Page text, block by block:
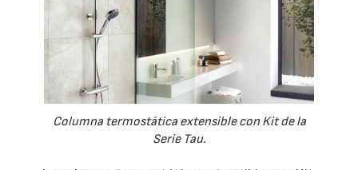
Columna termostática extensible con Kit de la
Serie Tau.